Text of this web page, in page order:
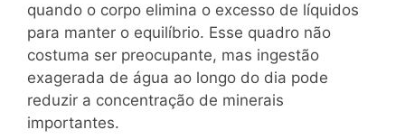
quando o corpo elimina o excesso de líquidos
para manter o equilíbrio. Esse quadro não
costuma ser preocupante, mas ingestão
exagerada de água ao longo do dia pode
reduzir a concentração de minerais
importantes.